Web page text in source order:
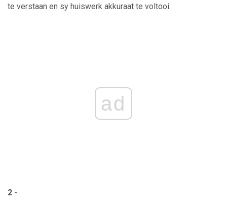
te verstaan ​​en sy huiswerk akkuraat te voltooi.
ad
2 -